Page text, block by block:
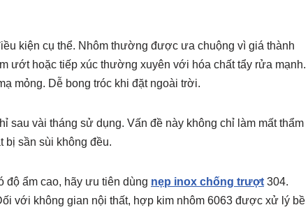
kiện cụ thể. Nhôm thường được ưa chuộng vì giá thành
ướt hoặc tiếp xúc thường xuyên với hóa chất tẩy rửa mạnh.
mỏng. Dễ bong tróc khi đặt ngoài trời.
sau vài tháng sử dụng. Vấn đề này không chỉ làm mất thẩm
bị sần sùi không đều.
ẩm cao, hãy ưu tiên dùng nẹp inox chống trượt 304.
với không gian nội thất, hợp kim nhôm 6063 được xử lý bề